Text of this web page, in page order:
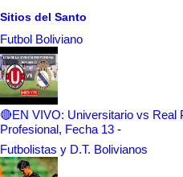
Sitios del Santo
Futbol Boliviano
🔴EN VIVO: Universitario vs Real
Profesional, Fecha 13 -
Futbolistas y D.T. Bolivianos